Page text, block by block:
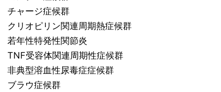
チャージ症候群
クリオピリン関連周期熱症候群
若年性特発性関節炎
TNF受容体関連周期性症候群
非典型溶血性尿毒症症候群
ブラウ症候群